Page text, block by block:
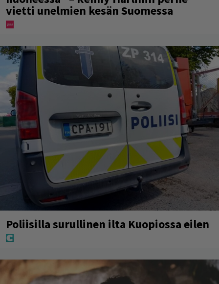
vietti unelmien kesän Suomessa
Poliisilla surullinen ilta Kuopiossa eilen